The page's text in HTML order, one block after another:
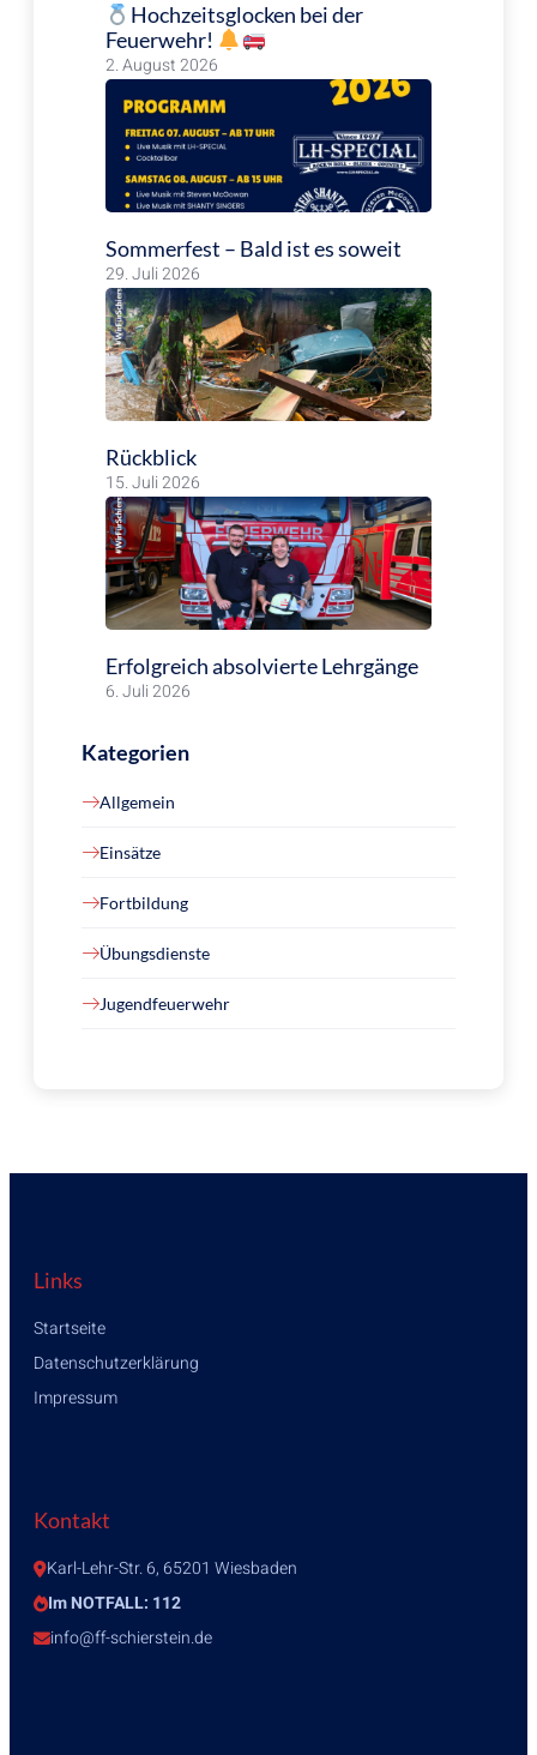
Hochzeitsglocken bei der
Feuerwehr!
2. August 2026
Sommerfest – Bald ist es soweit
29. Juli 2026
Rückblick
15. Juli 2026
Erfolgreich absolvierte Lehrgänge
6. Juli 2026
Kategorien
Allgemein
Einsätze
Fortbildung
Übungsdienste
Jugendfeuerwehr
Links
Startseite
Datenschutzerklärung
Impressum
Kontakt
Karl-Lehr-Str. 6, 65201 Wiesbaden
Im NOTFALL: 112
info@ff-schierstein.de